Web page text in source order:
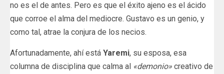
no es el de antes. Pero es que el éxito ajeno es el ácido
que corroe el alma del mediocre. Gustavo es un genio, y
como tal, atrae la conjura de los necios.
Afortunadamente, ahí está Yaremi, su esposa, esa
columna de disciplina que calma al «demonio» creativo de